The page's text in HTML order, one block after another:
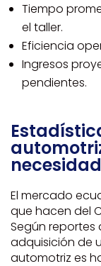
Tiempo
el taller.
Eficiencia
Ingresos
pendientes.
El mercado
que hacen del
Según reportes
adquisición de
automotriz es